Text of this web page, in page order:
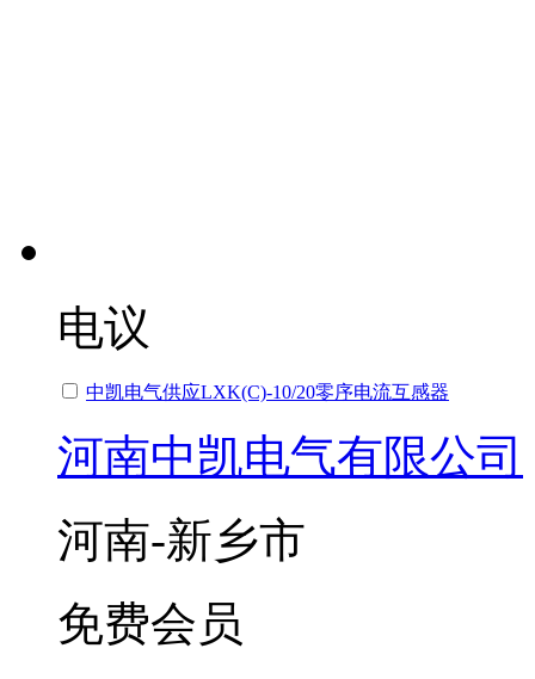
电议
中凯电气供应LXK(C)-10/20零序电流互感器
河南中凯电气有限公司
河南-新乡市
免费会员